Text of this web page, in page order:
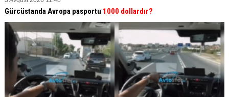
Gürcüstanda Avropa pasportu 1000 dollardır?